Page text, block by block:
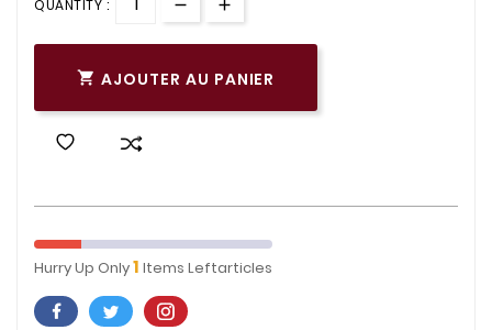
QUANTITY :
 AJOUTER AU PANIER
Hurry Up Only1 Items Leftarticles